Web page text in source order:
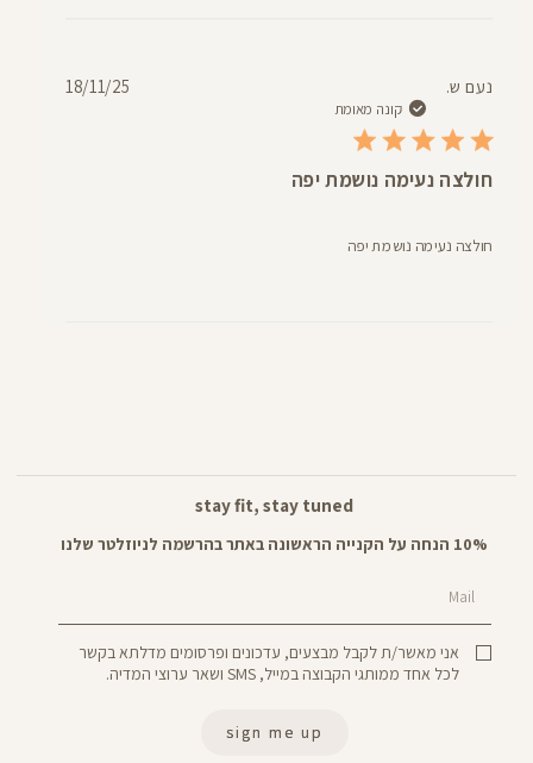
נעם ש.
קונה מאומת
חולצה נעימה נושמת יפה
חולצה נעימה נושמת יפה
18/11/25
stay fit, stay tuned
10% הנחה על הקנייה הראשונה באתר בהרשמה לניוזלטר שלנו
Mail
אני מאשר/ת לקבל מבצעים, עדכונים ופרסומים מדלתא בקשר
לכל אחד ממותגי הקבוצה במייל, SMS ושאר ערוצי המדיה.
sign me up